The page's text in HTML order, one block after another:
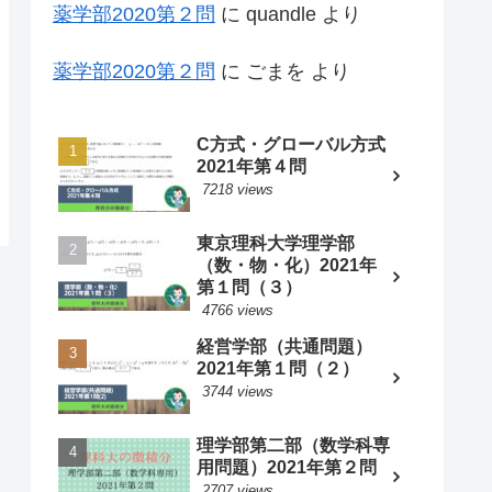
薬学部2020第２問 に quandle より
薬学部2020第２問 に ごまを より
C方式・グローバル方式
2021年第４問
7218 views
東京理科大学理学部
（数・物・化）2021年
第１問（３）
4766 views
経営学部（共通問題）
2021年第１問（２）
3744 views
理学部第二部（数学科専
用問題）2021年第２問